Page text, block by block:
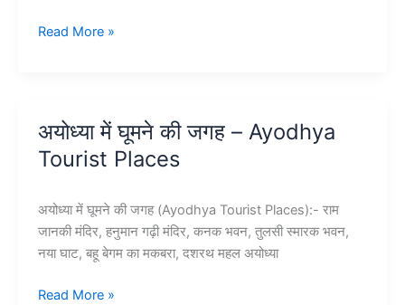
10+
जगह
Devi
Temple
Read More »
अयोध्या में घूमने की जगह – Ayodhya
Tourist Places
अयोध्या में घूमने की जगह (Ayodhya Tourist Places):- राम
जानकी मंदिर, हनुमान गढ़ी मंदिर, कनक भवन, तुलसी स्मारक भवन,
नया घाट, बहू बेगम का मकबरा, दशरथ महल अयोध्या
अयोध्या
Read More »